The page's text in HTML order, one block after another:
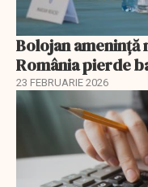
Bolojan
România pierde
23 FEBRUARIE 2026